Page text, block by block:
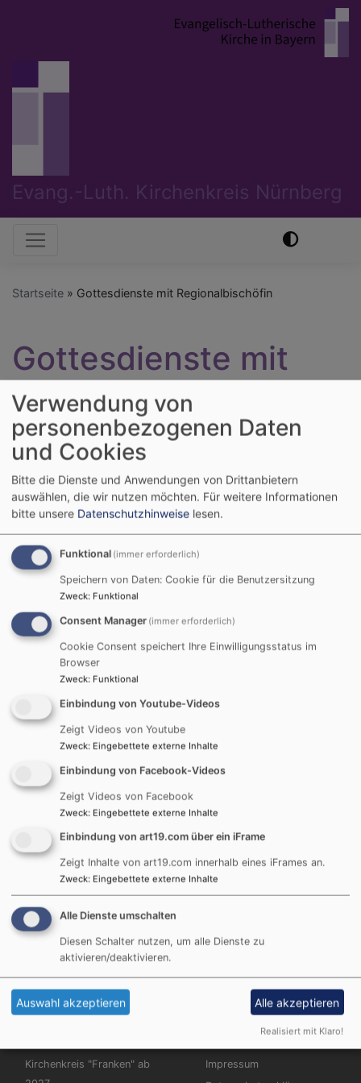
Evang.-Luth. Kirchenkreis Nürnberg
Hauptnavigation
Startseite Gottesdienste mit Regionalbischöfin
Gottesdienste mit
Regionalbischöfin
Jauchze, du Tochter Zion! Frohlocke, Israel! Freue
dich und sei fröhlich von ganzem Herzen, du
Tochter Jerusalem! Denn der HERR hat deine
Strafe weggenommen.
Zefanja 3,14-15
Christus ist gekommen und hat im Evangelium
Frieden verkündigt euch, die ihr fern wart, und
Frieden denen, die nahe waren.
Epheser 2,17
© Evangelische Brüder-Unität –
Herrnhuter Brüdergemeine
Weitere Informationen finden Siehier.
Christopher Street Day in Nürnberg: "Wir stehen als
Gesellschaft und als Kirche zusammen"
72 Stunden: Bayerische Posaunenchöre stellen
Weltrekord auf
Hiroshima und Nagasaki: Friedensgruppen erinnern an
Atombombenabwürfe
Weidenkirche Pappenheim: "Segen2Ride"
500 Jahre Melanchthon-Schule: Glaube macht den
Unterschied
Weitere
Hauptnavigation
Kirchenkreis "Franken" ab
Fußbereichsmenü
Impressum
Verwendung von
personenbezogenen Daten
und Cookies
Bitte die Dienste und Anwendungen von Drittanbietern
auswählen, die wir nutzen möchten. Für weitere Informationen
bitte unsere Datenschutzhinweise lesen.
Funktional (immer erforderlich)
Speichern von Daten: Cookie für die Benutzersitzung
Zweck: Funktional
Consent Manager (immer erforderlich)
Cookie Consent speichert Ihre Einwilligungsstatus im
Browser
Zweck: Funktional
Einbindung von Youtube-Videos
Zeigt Videos von Youtube
Zweck: Eingebettete externe Inhalte
Einbindung von Facebook-Videos
Zeigt Videos von Facebook
Zweck: Eingebettete externe Inhalte
Einbindung von art19.com über ein iFrame
Zeigt Inhalte von art19.com innerhalb eines iFrames an.
Zweck: Eingebettete externe Inhalte
Alle Dienste umschalten
Diesen Schalter nutzen, um alle Dienste zu
aktivieren/deaktivieren.
Auswahl akzeptieren Alle akzeptieren
Realisiert mit Klaro!